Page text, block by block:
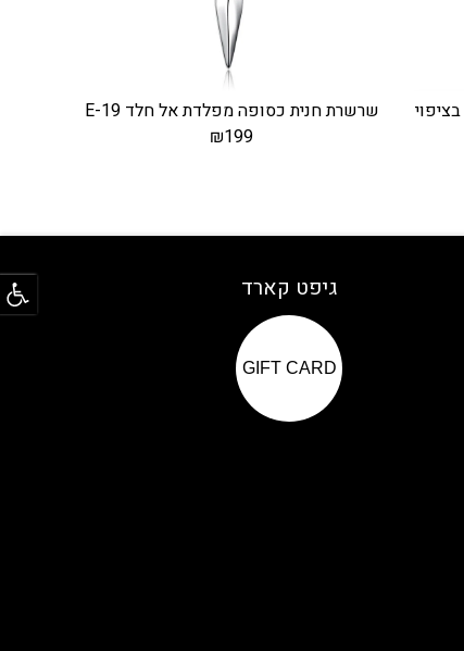
שרשרת חנית כסופה מפלדת אל חלד E-19
₪199
גיפט קארד
GIFT CARD